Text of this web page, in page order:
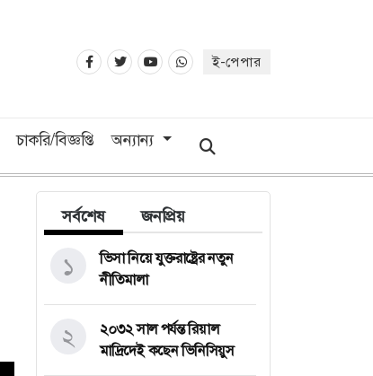
ই-পেপার
চাকরি/বিজ্ঞপ্তি অন্যান্য
সর্বশেষ জনপ্রিয়
ভিসা নিয়ে যুক্তরাষ্ট্রের নতুন
নীতিমালা
১
২০৩২ সাল পর্যন্ত রিয়াল
মাদ্রিদেই কছেন ভিনিসিয়ুস
২